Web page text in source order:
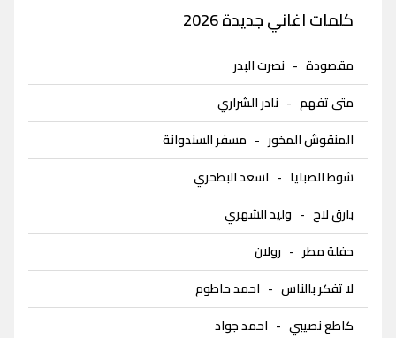
كلمات اغاني جديدة 2026
مقصودة - نصرت البدر
متى تفهم - نادر الشراري
المنقوش المخور - مسفر السندوانة
شوط الصبايا - اسعد البطحري
بارق لاح - وليد الشهري
حفلة مطر - رولان
لا تفكر بالناس - احمد حاطوم
كاطع نصيبي - احمد جواد